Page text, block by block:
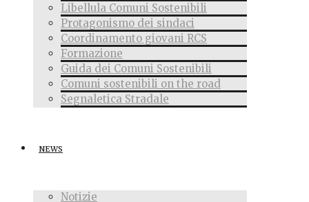
Libellula Comuni Sostenibili
Protagonismo dei sindaci
Coordinamento giovani RCS
Formazione
Guida dei Comuni Sostenibili
Comuni sostenibili on the road
Segnaletica Stradale
NEWS
Notizie